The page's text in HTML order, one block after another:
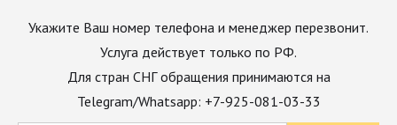
Укажите Ваш номер телефона и менеджер перезвонит.
Услуга действует только по РФ.
Для стран СНГ обращения принимаются на
Telegram/Whatsapp: +7-925-081-03-33